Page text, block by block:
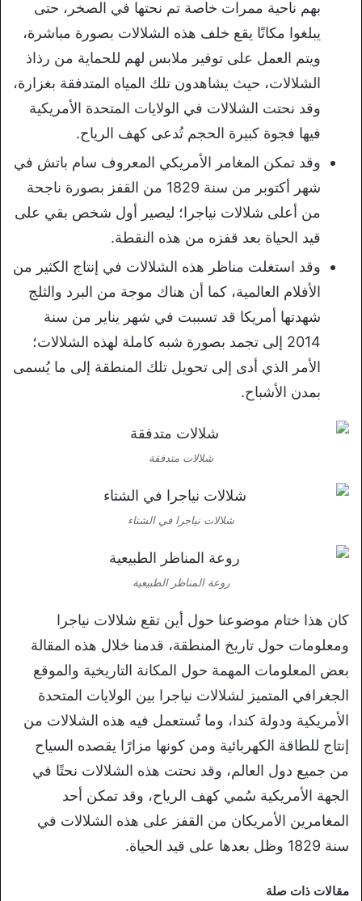
بهم ناحية ممرات خاصة تم نحتها في الصخر، حتى
يبلغوا مكانًا يقع خلف هذه الشلالات بصورة مباشرة،
ويتم العمل على توفير ملابس لهم للحماية من رذاذ
الشلالات، حيث يشاهدون تلك المياه المتدفقة بغزارة،
وقد نحتت الشلالات في الولايات المتحدة الأمريكية
فيها فجوة كبيرة الحجم تُدعى كهف الرياح.
وقد تمكن المغامر الأمريكي المعروف سام باتش في
شهر أكتوبر من سنة 1829 من القفز بصورة ناجحة
من أعلى شلالات نياجرا؛ ليصير أول شخص بقي على
قيد الحياة بعد قفزه من هذه النقطة.
وقد استغلت مناظر هذه الشلالات في إنتاج الكثير من
الأفلام العالمية، كما أن هناك موجة من البرد والثلج
شهدتها أمريكا قد تسببت في شهر يناير من سنة
2014 إلى تجمد بصورة شبه كاملة لهذه الشلالات؛
الأمر الذي أدى إلى تحويل تلك المنطقة إلى ما يُسمى
بمدن الأشباح.
شلالات متدفقة
شلالات نياجرا في الشتاء
روعة المناظر الطبيعية
كان هذا ختام موضوعنا حول أين تقع شلالات نياجرا
ومعلومات حول تاريخ المنطقة، قدمنا خلال هذه المقالة
بعض المعلومات المهمة حول المكانة التاريخية والموقع
الجغرافي المتميز لشلالات نياجرا بين الولايات المتحدة
الأمريكية ودولة كندا، وما تُستعمل فيه هذه الشلالات من
إنتاج للطاقة الكهربائية ومن كونها مزارًا يقصده السياح
من جميع دول العالم، وقد نحتت هذه الشلالات نحتًا في
الجهة الأمريكية سُمي كهف الرياح، وقد تمكن أحد
المغامرين الأمريكان من القفز على هذه الشلالات في
سنة 1829 وظل بعدها على قيد الحياة.
مقالات ذات صلة